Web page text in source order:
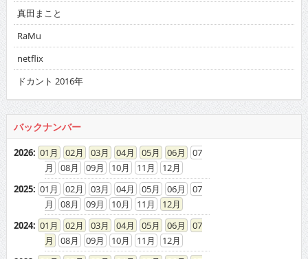
真田まこと
RaMu
netflix
ドカント 2016年
バックナンバー
2026: 01 02 03 04 05 06
07
08
09 10 11
12
2025: 01 02 03 04 05 06
07
08
09 10 11
12
2024: 01 02 03 04 05 06
07
08
09 10 11
12